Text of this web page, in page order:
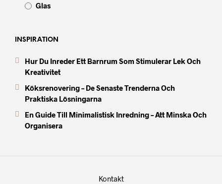
Glas
INSPIRATION
Hur Du Inreder Ett Barnrum Som Stimulerar Lek Och
Kreativitet
Köksrenovering – De Senaste Trenderna Och
Praktiska Lösningarna
En Guide Till Minimalistisk Inredning – Att Minska Och
Organisera
Kontakt